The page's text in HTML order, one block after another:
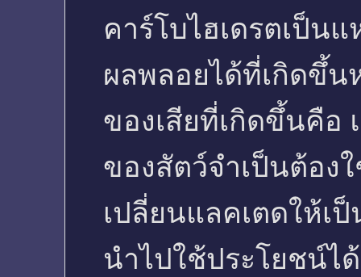
คาร์โบไฮเดรตเป็น
ผลพลอยได้ที่เกิดขึ้น
ของเสียที่เกิดขึ้นคือ
ของสัตว์จำเป็นต้อง
เปลี่ยนแลคเตดให้เ
นำไปใช้ประโยชน์ไ